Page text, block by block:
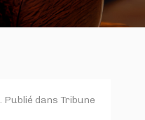
. Publié dans Tribune